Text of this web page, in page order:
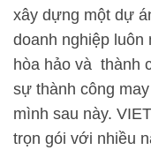
xây dựng một dự
doanh nghiệp luôn
hòa hảo và thành
sự thành công
mình sau này.
trọn gói với nhiều